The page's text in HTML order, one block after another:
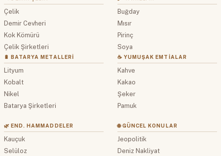
Çelik
Demir Cevheri
Kok Kömürü
Çelik Şirketleri
🔋 BATARYA METALLERI
Lityum
Kobalt
Nikel
Batarya Şirketleri
Buğday
Mısır
Pirinç
Soya
☕ YUMUŞAK EMTIALAR
Kahve
Kakao
Şeker
Pamuk
🌿 END. HAMMADDELER
Kauçuk
Selüloz
🌐 GÜNCEL KONULAR
Jeopolitik
Deniz Nakliyat